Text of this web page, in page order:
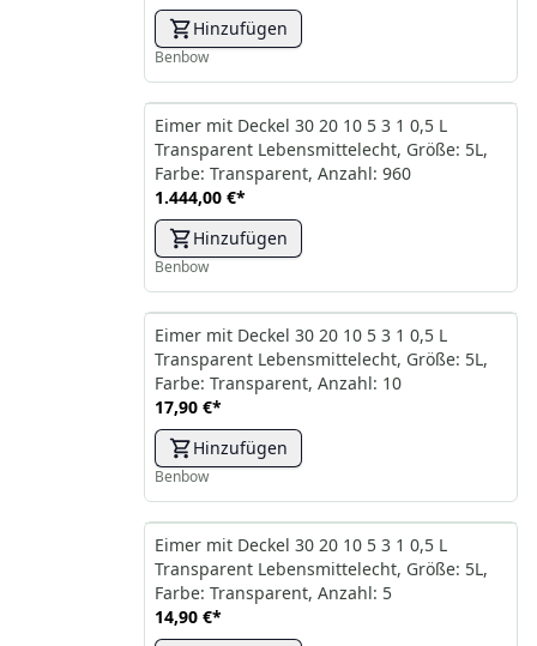
Hinzufügen
Benbow
Eimer mit Deckel 30 20 10 5 3 1 0,5 L
Transparent Lebensmittelecht, Größe: 5L,
Farbe: Transparent, Anzahl: 960
1.444,00 €*
Hinzufügen
Benbow
Eimer mit Deckel 30 20 10 5 3 1 0,5 L
Transparent Lebensmittelecht, Größe: 5L,
Farbe: Transparent, Anzahl: 10
17,90 €*
Hinzufügen
Benbow
Eimer mit Deckel 30 20 10 5 3 1 0,5 L
Transparent Lebensmittelecht, Größe: 5L,
Farbe: Transparent, Anzahl: 5
14,90 €*